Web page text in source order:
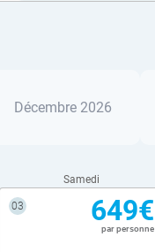
Décembre 2026
Samedi
03 649€
par personne